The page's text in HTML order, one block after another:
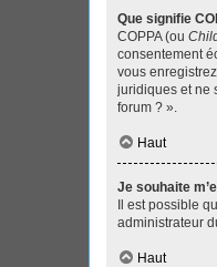
Que signifie
COPPA (ou
consentement
vous
juridiques et ne
forum ? ».
Haut
Je souhaite
Il est possible
administrateur
Haut